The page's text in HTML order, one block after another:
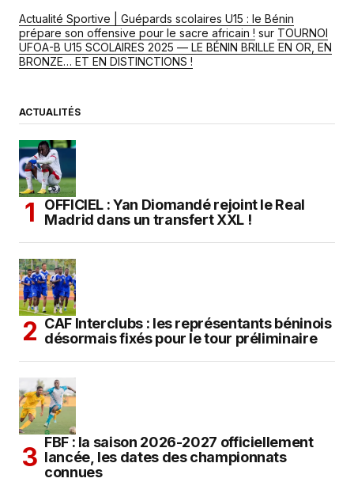
Actualité Sportive | Guépards scolaires U15 : le Bénin
prépare son offensive pour le sacre africain ! sur TOURNOI
UFOA-B U15 SCOLAIRES 2025 — LE BÉNIN BRILLE EN OR, EN
BRONZE… ET EN DISTINCTIONS !
ACTUALITÉS
OFFICIEL : Yan Diomandé rejoint le Real
Madrid dans un transfert XXL !
CAF Interclubs : les représentants béninois
désormais fixés pour le tour préliminaire
FBF : la saison 2026-2027 officiellement
lancée, les dates des championnats
connues